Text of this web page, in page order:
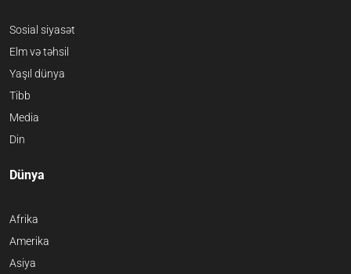
Sosial siyasət
Elm və təhsil
Yaşıl dünya
Tibb
Media
Din
Dünya
Afrika
Amerika
Asiya